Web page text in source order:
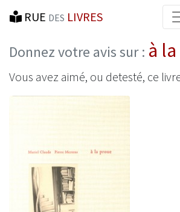
RUE DES LIVRES
Donnez votre avis sur : à
Vous avez aimé, ou detesté, ce